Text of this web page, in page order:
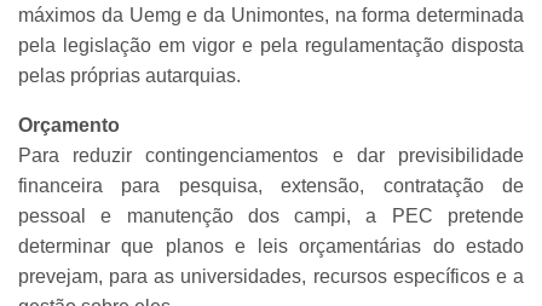
máximos da Uemg e da Unimontes, na forma determinada
pela legislação em vigor e pela regulamentação disposta
pelas próprias autarquias.
Orçamento
Para reduzir contingenciamentos e dar previsibilidade
financeira para pesquisa, extensão, contratação de
pessoal e manutenção dos campi, a PEC pretende
determinar que planos e leis orçamentárias do estado
prevejam, para as universidades, recursos específicos e a